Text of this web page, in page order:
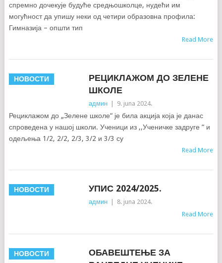
спремно дочекује будуће средњошколце, нудећи им
могућност да упишу неки од четири образовна профила:
Гимназија – општи тип
Read More
НОВОСТИ
РЕЦИКЛАЖОМ ДО ЗЕЛЕНЕ
ШКОЛЕ
админ 9. juna 2024.
Рециклажом до „Зелене школе“ је била акција која је данас
спроведена у нашој школи. Ученици из ,,Ученичке задруге “ и
одељења 1/2, 2/2, 2/3, 3/2 и 3/3 су
Read More
НОВОСТИ УПИС 2024/2025.
админ
8. juna 2024.
Read More
НОВОСТИ
ОБАВЕШТЕЊЕ ЗА